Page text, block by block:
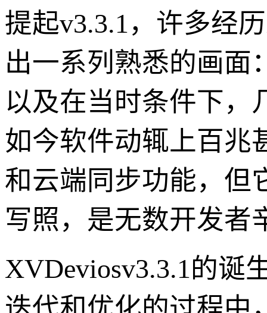
提起v3.3.1，许多经
出一系列熟悉的画面
以及在当时条件下，
如今软件动辄上百兆
和云端同步功能，但
写照，是无数开发者
XVDeviosv3.3.1的诞